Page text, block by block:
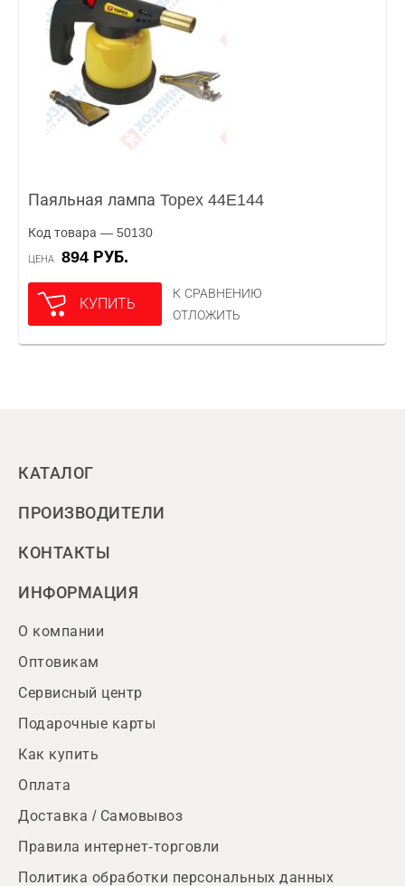
Паяльная лампа Topex 44E144
Код товара — 50130
ЦЕНА 894 РУБ.
КУПИТЬ
К СРАВНЕНИЮ
ОТЛОЖИТЬ
КАТАЛОГ
ПРОИЗВОДИТЕЛИ
КОНТАКТЫ
ИНФОРМАЦИЯ
О компании
Оптовикам
Сервисный центр
Подарочные карты
Как купить
Оплата
Доставка / Самовывоз
Правила интернет-торговли
Политика обработки персональных данных